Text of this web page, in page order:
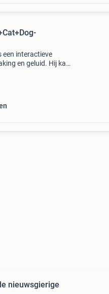
een interactieve
en geluid. Hij kan
nieuwsgierige